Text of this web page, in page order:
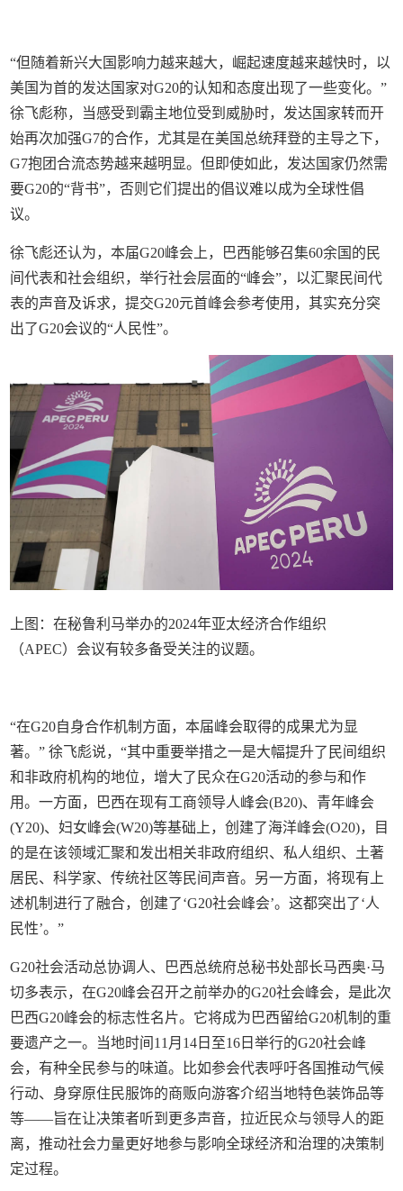
“但随着新兴大国影响力越来越大，崛起速度越来越快时，以
美国为首的发达国家对G20的认知和态度出现了一些变化。”
徐飞彪称，当感受到霸主地位受到威胁时，发达国家转而开
始再次加强G7的合作，尤其是在美国总统拜登的主导之下，
G7抱团合流态势越来越明显。但即使如此，发达国家仍然需
要G20的“背书”，否则它们提出的倡议难以成为全球性倡
议。
徐飞彪还认为，本届G20峰会上，巴西能够召集60余国的民
间代表和社会组织，举行社会层面的“峰会”，以汇聚民间代
表的声音及诉求，提交G20元首峰会参考使用，其实充分突
出了G20会议的“人民性”。
上图：在秘鲁利马举办的2024年亚太经济合作组织
（APEC）会议有较多备受关注的议题。
“在G20自身合作机制方面，本届峰会取得的成果尤为显
著。” 徐飞彪说，“其中重要举措之一是大幅提升了民间组织
和非政府机构的地位，增大了民众在G20活动的参与和作
用。一方面，巴西在现有工商领导人峰会(B20)、青年峰会
(Y20)、妇女峰会(W20)等基础上，创建了海洋峰会(O20)，目
的是在该领域汇聚和发出相关非政府组织、私人组织、土著
居民、科学家、传统社区等民间声音。另一方面，将现有上
述机制进行了融合，创建了‘G20社会峰会’。这都突出了‘人
民性’。”
G20社会活动总协调人、巴西总统府总秘书处部长马西奥·马
切多表示，在G20峰会召开之前举办的G20社会峰会，是此次
巴西G20峰会的标志性名片。它将成为巴西留给G20机制的重
要遗产之一。当地时间11月14日至16日举行的G20社会峰
会，有种全民参与的味道。比如参会代表呼吁各国推动气候
行动、身穿原住民服饰的商贩向游客介绍当地特色装饰品等
等——旨在让决策者听到更多声音，拉近民众与领导人的距
离，推动社会力量更好地参与影响全球经济和治理的决策制
定过程。